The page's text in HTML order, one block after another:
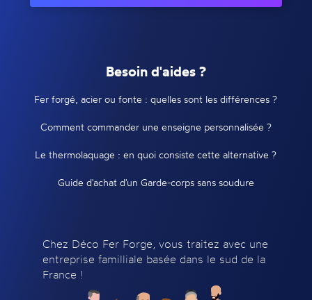
Besoin d'aides ?
Fer forgé, acier ou fonte : quelles sont les différences ?
Comment commander une enseigne personnalisée ?
Le thermolaquage : en quoi consiste cette alternative ?
Guide d'achat d'un Garde-corps sans soudure
Chez Déco Fer Forge, vous traitez avec une
entreprise familliale basée dans le sud de la
France !